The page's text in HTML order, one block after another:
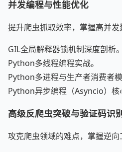
并发编程与性能优化
提升爬虫抓取效率，掌握高并发
GIL全局解释器锁机制深度剖析。
Python多线程编程实战。
Python多进程与生产者消费者模
Python异步编程（Asyncio）核
高级反爬虫突破与验证码识
攻克爬虫领域的难点，掌握逆向